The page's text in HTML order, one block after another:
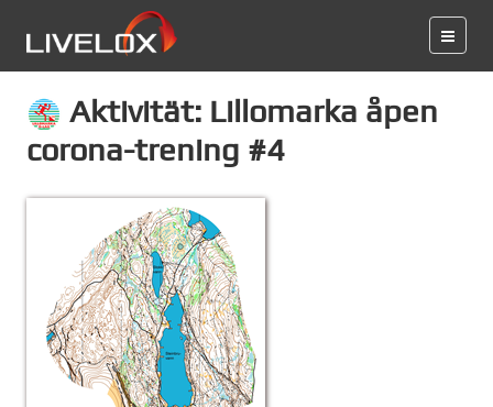
Aktivität: Lillomarka åpen
corona-trening #4